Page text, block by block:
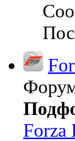
Forza